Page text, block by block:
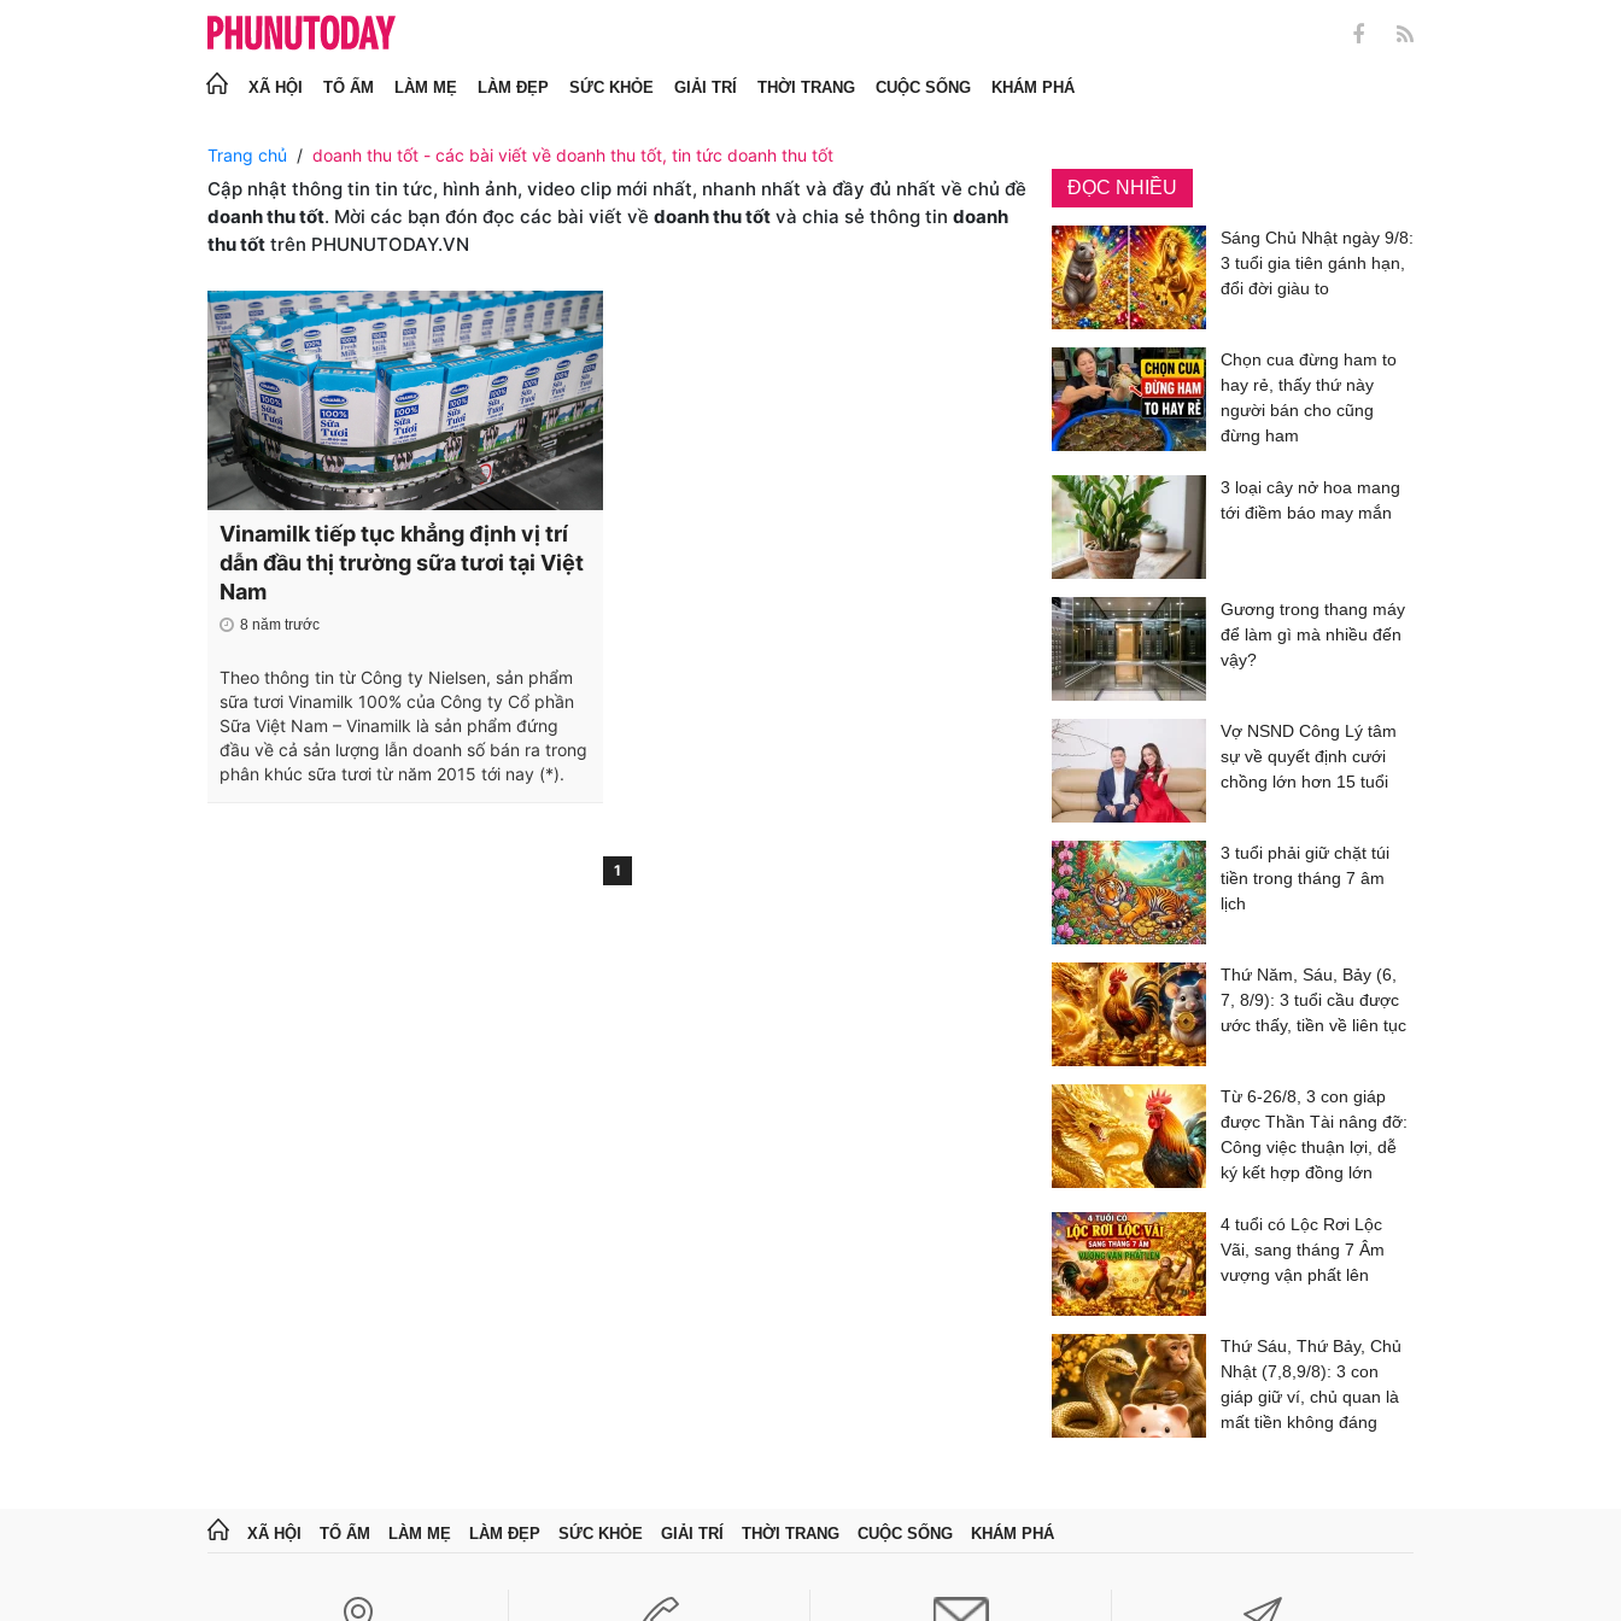
XÃ HỘI TỔ ẤM LÀM MẸ LÀM ĐẸP SỨC KHỎE GIẢI TRÍ THỜI TRANG CUỘC SỐNG KHÁM PHÁ
Trang chủ doanh thu tốt - các bài viết về doanh thu tốt, tin tức doanh thu tốt
Cập nhật thông tin tin tức, hình ảnh, video clip mới nhất, nhanh nhất và đầy đủ nhất về chủ đề
doanh thu tốt. Mời các bạn đón đọc các bài viết về doanh thu tốt và chia sẻ thông tin doanh
thu tốt trên PHUNUTODAY.VN
Vinamilk tiếp tục khẳng định vị trí
dẫn đầu thị trường sữa tươi tại Việt
Nam
8 năm trước
Theo thông tin từ Công ty Nielsen, sản phẩm
sữa tươi Vinamilk 100% của Công ty Cổ phần
Sữa Việt Nam – Vinamilk là sản phẩm đứng
đầu về cả sản lượng lẫn doanh số bán ra trong
phân khúc sữa tươi từ năm 2015 tới nay (*).
1
ĐỌC NHIỀU
Sáng Chủ Nhật ngày 9/8:
3 tuổi gia tiên gánh hạn,
đổi đời giàu to
Chọn cua đừng ham to
hay rẻ, thấy thứ này
người bán cho cũng
đừng ham
3 loại cây nở hoa mang
tới điềm báo may mắn
Gương trong thang máy
để làm gì mà nhiều đến
vậy?
Vợ NSND Công Lý tâm
sự về quyết định cưới
chồng lớn hơn 15 tuổi
3 tuổi phải giữ chặt túi
tiền trong tháng 7 âm
lịch
Thứ Năm, Sáu, Bảy (6,
7, 8/9): 3 tuổi cầu được
ước thấy, tiền về liên tục
Từ 6-26/8, 3 con giáp
được Thần Tài nâng đỡ:
Công việc thuận lợi, dễ
ký kết hợp đồng lớn
4 tuổi có Lộc Rơi Lộc
Vãi, sang tháng 7 Âm
vượng vận phất lên
Thứ Sáu, Thứ Bảy, Chủ
Nhật (7,8,9/8): 3 con
giáp giữ ví, chủ quan là
mất tiền không đáng
XÃ HỘI TỔ ẤM LÀM MẸ LÀM ĐẸP SỨC KHỎE GIẢI TRÍ THỜI TRANG CUỘC SỐNG KHÁM PHÁ